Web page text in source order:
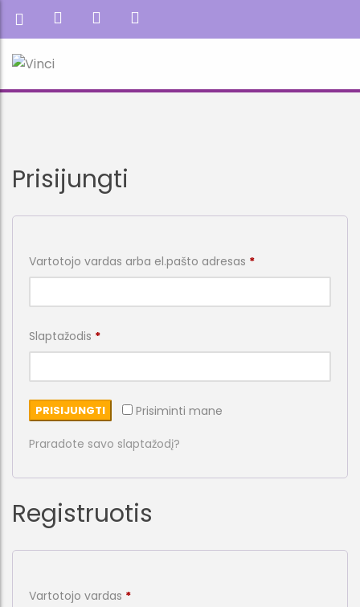
Prisijungti
Vartotojo vardas arba el.pašto adresas *Privalomas
Slaptažodis *Privalomas
Prisiminti mane
PRISIJUNGTI
Praradote savo slaptažodį?
Registruotis
Vartotojo vardas *Privalomas